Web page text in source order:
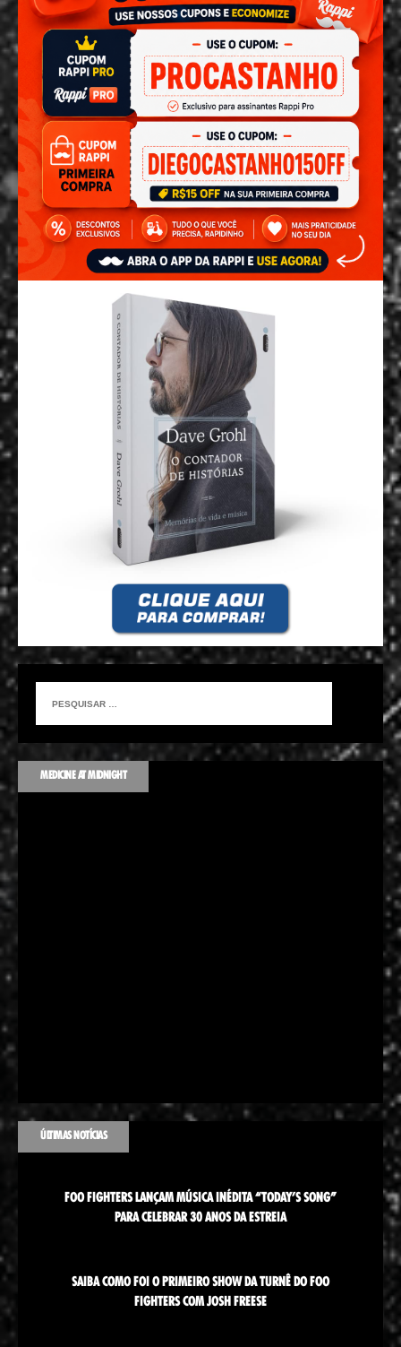
MEDICINE AT MIDNIGHT
ÚLTIMAS NOTÍCIAS
FOO FIGHTERS LANÇAM MÚSICA INÉDITA “TODAY’S SONG”
PARA CELEBRAR 30 ANOS DA ESTREIA
SAIBA COMO FOI O PRIMEIRO SHOW DA TURNÊ DO FOO
FIGHTERS COM JOSH FREESE